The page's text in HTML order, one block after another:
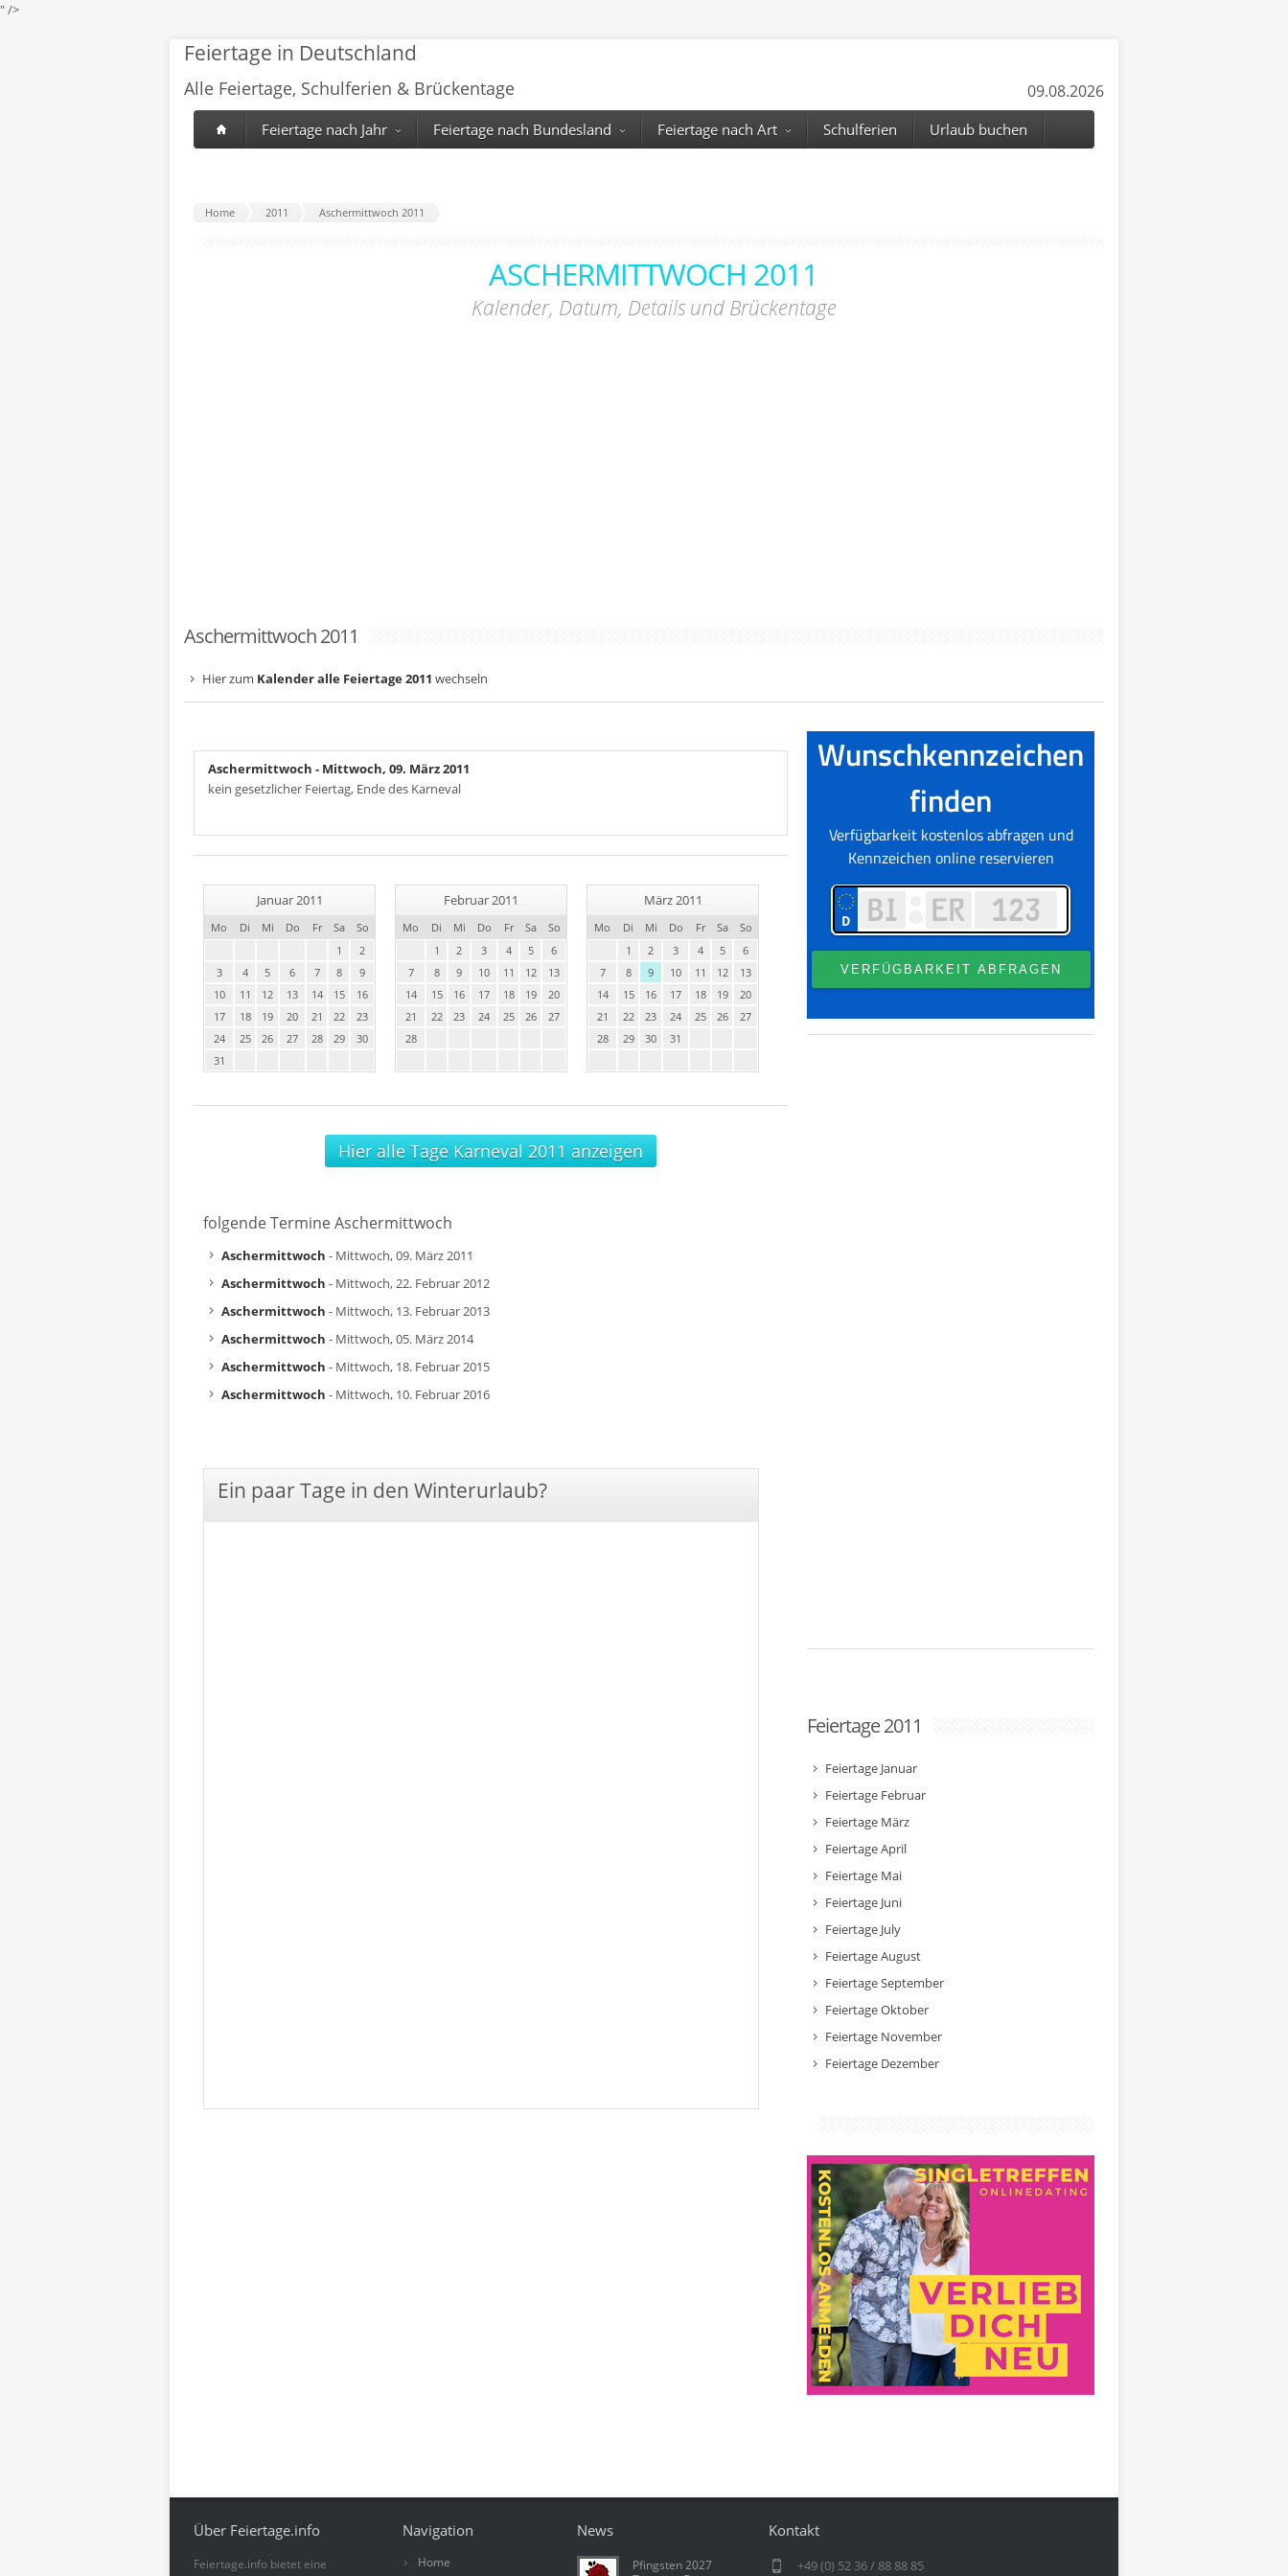
" />
Feiertage in Deutschland
Alle Feiertage, Schulferien & Brückentage 09.08.2026
Feiertage nach Jahr Feiertage nach Bundesland Feiertage nach Art Schulferien Urlaub buchen
Home 2011 Aschermittwoch 2011
ASCHERMITTWOCH 2011
Kalender, Datum, Details und Brückentage
Aschermittwoch 2011
Hier zum Kalender alle Feiertage 2011 wechseln
Aschermittwoch - Mittwoch, 09. März 2011
kein gesetzlicher Feiertag, Ende des Karneval
Januar 2011
Mo Di Mi Do Fr Sa
So
1
2
3
4 5 6 7 8
9
10
11 12 13 14 15
16
17
18 19 20 21 22
23
24
25 26 27 28 29
30
31
Februar 2011
Mo Di Mi Do Fr Sa
So
1
2 3 4 5
6
7
8 9 10 11 12
13
14
15 16 17 18 19
20
21
22 23 24 25 26
27
28
März 2011
Mo Di Mi Do Fr Sa
So
1
2 3 4 5
6
7
8 9 10 11 12
13
14
15 16 17 18 19
20
21
22 23 24 25 26
27
28
29 30 31
Hier alle Tage Karneval 2011 anzeigen
folgende Termine Aschermittwoch
Aschermittwoch - Mittwoch, 09. März 2011
Aschermittwoch - Mittwoch, 22. Februar 2012
Aschermittwoch - Mittwoch, 13. Februar 2013
Aschermittwoch - Mittwoch, 05. März 2014
Aschermittwoch - Mittwoch, 18. Februar 2015
Aschermittwoch - Mittwoch, 10. Februar 2016
Ein paar Tage in den Winterurlaub?
Feiertage 2011
Feiertage Januar
Feiertage Februar
Feiertage März
Feiertage April
Feiertage Mai
Feiertage Juni
Feiertage July
Feiertage August
Feiertage September
Feiertage Oktober
Feiertage November
Feiertage Dezember
Über Feiertage.info
Feiertage.info bietet eine
Navigation
Home
News
Pfingsten 2027
Kontakt
+49 (0) 52 36 / 88 88 85